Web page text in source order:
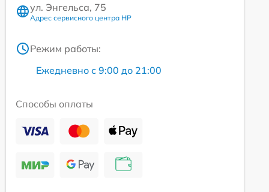
ул. Энгельса, 75
Адрес сервисного центра HP
Режим работы:
Ежедневно с 9:00 до 21:00
Способы оплаты